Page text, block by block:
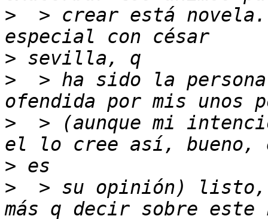
>
> crear está
>
>
> ha sido la
>
> (aunque mi
>
>
> su opinión)